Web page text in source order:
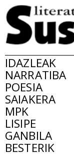
IDAZLEAK
NARRATIBA
POESIA
SAIAKERA
MPK
LISIPE
GANBILA
BESTERIK